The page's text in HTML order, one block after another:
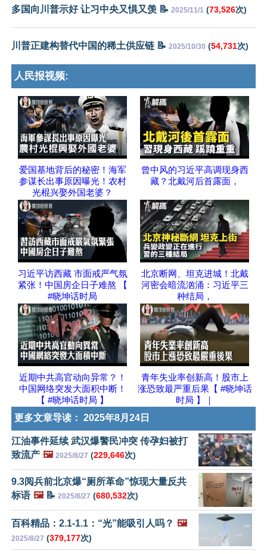
多国向川普示好 让习中央又惧又羡 📝 2025/11/1 (73,526次)
川普正建构替代中国的稀土供应链 📝 2025/10/30 (54,731次)
人民报视频:
爱国基地背后的秘密！海军
参谋长出事原因曝光！农村
光棍兴娶外国老婆？
曾中风的习近平高调现身西
藏？北戴河后首露面，
习近平访西藏 市面戒严气氛
紧张！中国房企日子难熬 【
#晓坤话时局
北京断网、坦克进城！北戴
河密会暗流汹涌：习近平三
种结局，
近期中共高官动向异常？！
中国网络突发大面积中断！
【 #晓坤话时局 】
青年失业率创新高！股市上
涨恐致最严重后果【 #晓坤话
时局 】｜
更多文章导读： 2025年8月24日
江油事件延续 武汉爆警民冲突 传孕妇被打
致流产 🖼️ 2025/8/27 (229,646次)
9.3阅兵前北京爆“厕所革命”惊现大量反共
标语 🖼️📝 2025/8/27 (680,532次)
百科精品：2.1-1.1：“光”能吸引人吗？ 🖼️
2025/8/27 (379,177次)